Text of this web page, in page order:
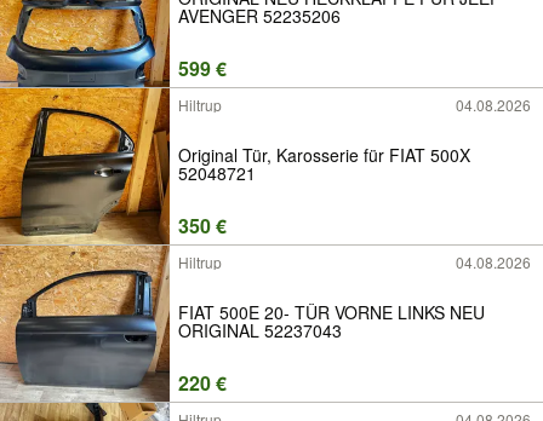
AVENGER 52235206
599 €
Hiltrup 04.08.2026
Original Tür, Karosserie für FIAT 500X
52048721
350 €
Hiltrup 04.08.2026
FIAT 500E 20- TÜR VORNE LINKS NEU
ORIGINAL 52237043
220 €